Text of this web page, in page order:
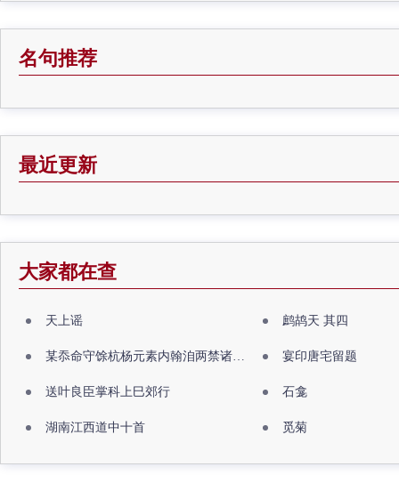
名句推荐
最近更新
大家都在查
天上谣 鹧鸪天 其四
某忝命守馀杭杨元素内翰洎两禁诸公出祖佛寺 宴印唐宅留题
送叶良臣掌科上巳郊行 石龛
湖南江西道中十首 觅菊